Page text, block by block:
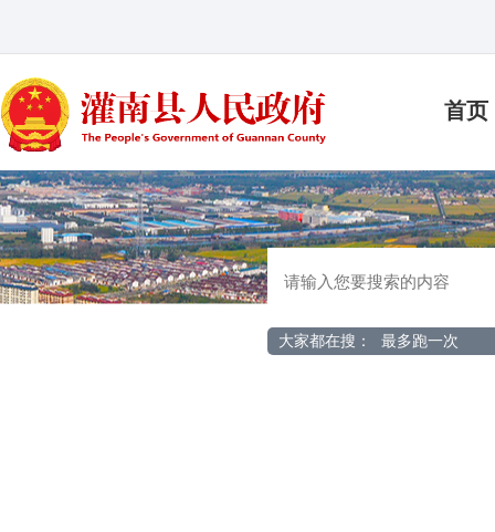
首页
大家都在搜： 最多跑一次